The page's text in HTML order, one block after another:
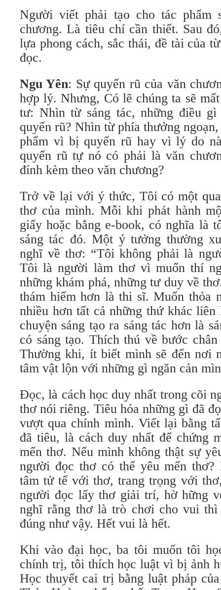
Người viết phải tạo cho tác phẩm
chương. Là tiêu chí cần thiết. Sau
lựa phong cách, sắc thái, đề tài của
đọc.
Ngu Yên: Sự quyến rũ của văn
hợp lý. Nhưng, Có lẽ chúng ta sẽ
tư: Nhìn từ sáng tác, những điều
quyến rũ? Nhìn từ phía thưởng
phẩm vì bị quyến rũ hay vì lý do
quyến rũ tự nó có phải là văn
đính kèm theo văn chương?
Trở về lại với ý thức, Tôi có một
thơ của mình. Mỗi khi phát hành
giấy hoặc bằng e-book, có nghĩa là
sáng tác đó. Một ý tưởng thường
nghĩ về thơ: “Tôi không phải là
Tôi là người làm thơ vì muốn thí
những khám phá, những tư duy về
thám hiểm hơn là thi sĩ. Muốn thỏa
nhiều hơn tất cả những thứ khác liên
chuyện sáng tạo ra sáng tác hơn là
có sáng tạo. Thích thú về bước
Thường khi, ít biết mình sẽ đến nơi
tâm vật lộn với những gì ngăn cản
Đọc, là cách học duy nhất trong cõi
thơ nói riêng. Tiêu hóa những gì đã
vượt qua chính mình. Viết lại bằng
đã tiêu, là cách duy nhất để chứng
mến thơ. Nếu mình không thật sự
người đọc thơ có thể yêu mến thơ?
tâm tử tế với thơ, trang trọng với
người đọc lấy thơ giải trí, hờ hững
nghĩ rằng thơ là trò chơi cho vui
đúng như vậy. Hết vui là hết.
Khi vào đại học, ba tôi muốn tôi
chính trị, tôi thích học luật vì bị ảnh
Học thuyết cai trị bằng luật pháp